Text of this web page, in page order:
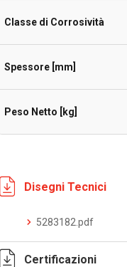
Classe di Corrosività
Spessore [mm]
Peso Netto [kg]
Disegni Tecnici
5283182.pdf
Certificazioni